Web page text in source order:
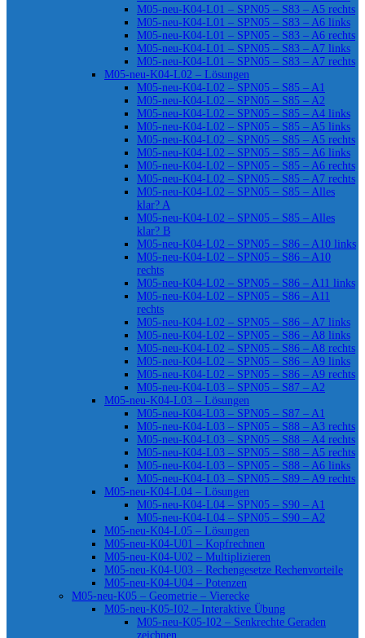
M05-neu-K04-L01 – SPN05 – S83 – A5 rechts
M05-neu-K04-L01 – SPN05 – S83 – A6 links
M05-neu-K04-L01 – SPN05 – S83 – A6 rechts
M05-neu-K04-L01 – SPN05 – S83 – A7 links
M05-neu-K04-L01 – SPN05 – S83 – A7 rechts
M05-neu-K04-L02 – Lösungen
M05-neu-K04-L02 – SPN05 – S85 – A1
M05-neu-K04-L02 – SPN05 – S85 – A2
M05-neu-K04-L02 – SPN05 – S85 – A4 links
M05-neu-K04-L02 – SPN05 – S85 – A5 links
M05-neu-K04-L02 – SPN05 – S85 – A5 rechts
M05-neu-K04-L02 – SPN05 – S85 – A6 links
M05-neu-K04-L02 – SPN05 – S85 – A6 rechts
M05-neu-K04-L02 – SPN05 – S85 – A7 rechts
M05-neu-K04-L02 – SPN05 – S85 – Alles
klar? A
M05-neu-K04-L02 – SPN05 – S85 – Alles
klar? B
M05-neu-K04-L02 – SPN05 – S86 – A10 links
M05-neu-K04-L02 – SPN05 – S86 – A10
rechts
M05-neu-K04-L02 – SPN05 – S86 – A11 links
M05-neu-K04-L02 – SPN05 – S86 – A11
rechts
M05-neu-K04-L02 – SPN05 – S86 – A7 links
M05-neu-K04-L02 – SPN05 – S86 – A8 links
M05-neu-K04-L02 – SPN05 – S86 – A8 rechts
M05-neu-K04-L02 – SPN05 – S86 – A9 links
M05-neu-K04-L02 – SPN05 – S86 – A9 rechts
M05-neu-K04-L03 – SPN05 – S87 – A2
M05-neu-K04-L03 – Lösungen
M05-neu-K04-L03 – SPN05 – S87 – A1
M05-neu-K04-L03 – SPN05 – S88 – A3 rechts
M05-neu-K04-L03 – SPN05 – S88 – A4 rechts
M05-neu-K04-L03 – SPN05 – S88 – A5 rechts
M05-neu-K04-L03 – SPN05 – S88 – A6 links
M05-neu-K04-L03 – SPN05 – S89 – A9 rechts
M05-neu-K04-L04 – Lösungen
M05-neu-K04-L04 – SPN05 – S90 – A1
M05-neu-K04-L04 – SPN05 – S90 – A2
M05-neu-K04-L05 – Lösungen
M05-neu-K04-U01 – Kopfrechnen
M05-neu-K04-U02 – Multiplizieren
M05-neu-K04-U03 – Rechengesetze Rechenvorteile
M05-neu-K04-U04 – Potenzen
M05-neu-K05 – Geometrie – Vierecke
M05-neu-K05-I02 – Interaktive Übung
M05-neu-K05-I02 – Senkrechte Geraden
zeichnen